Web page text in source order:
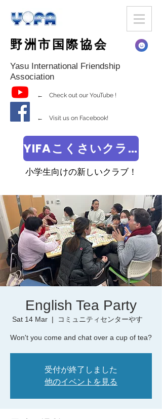
野洲市国際協会
Yasu International Friendship
Association
← Check out our YouTube !
← Visit us on Facebook!
YIFAこくさいクラブ
小学生向けの新しいクラブ！
English Tea Party
Sat 14 Mar
  |
コミュニティセンターやす
Won't you come and chat over a cup of tea?
受付が終了しました
他のイベントを見る